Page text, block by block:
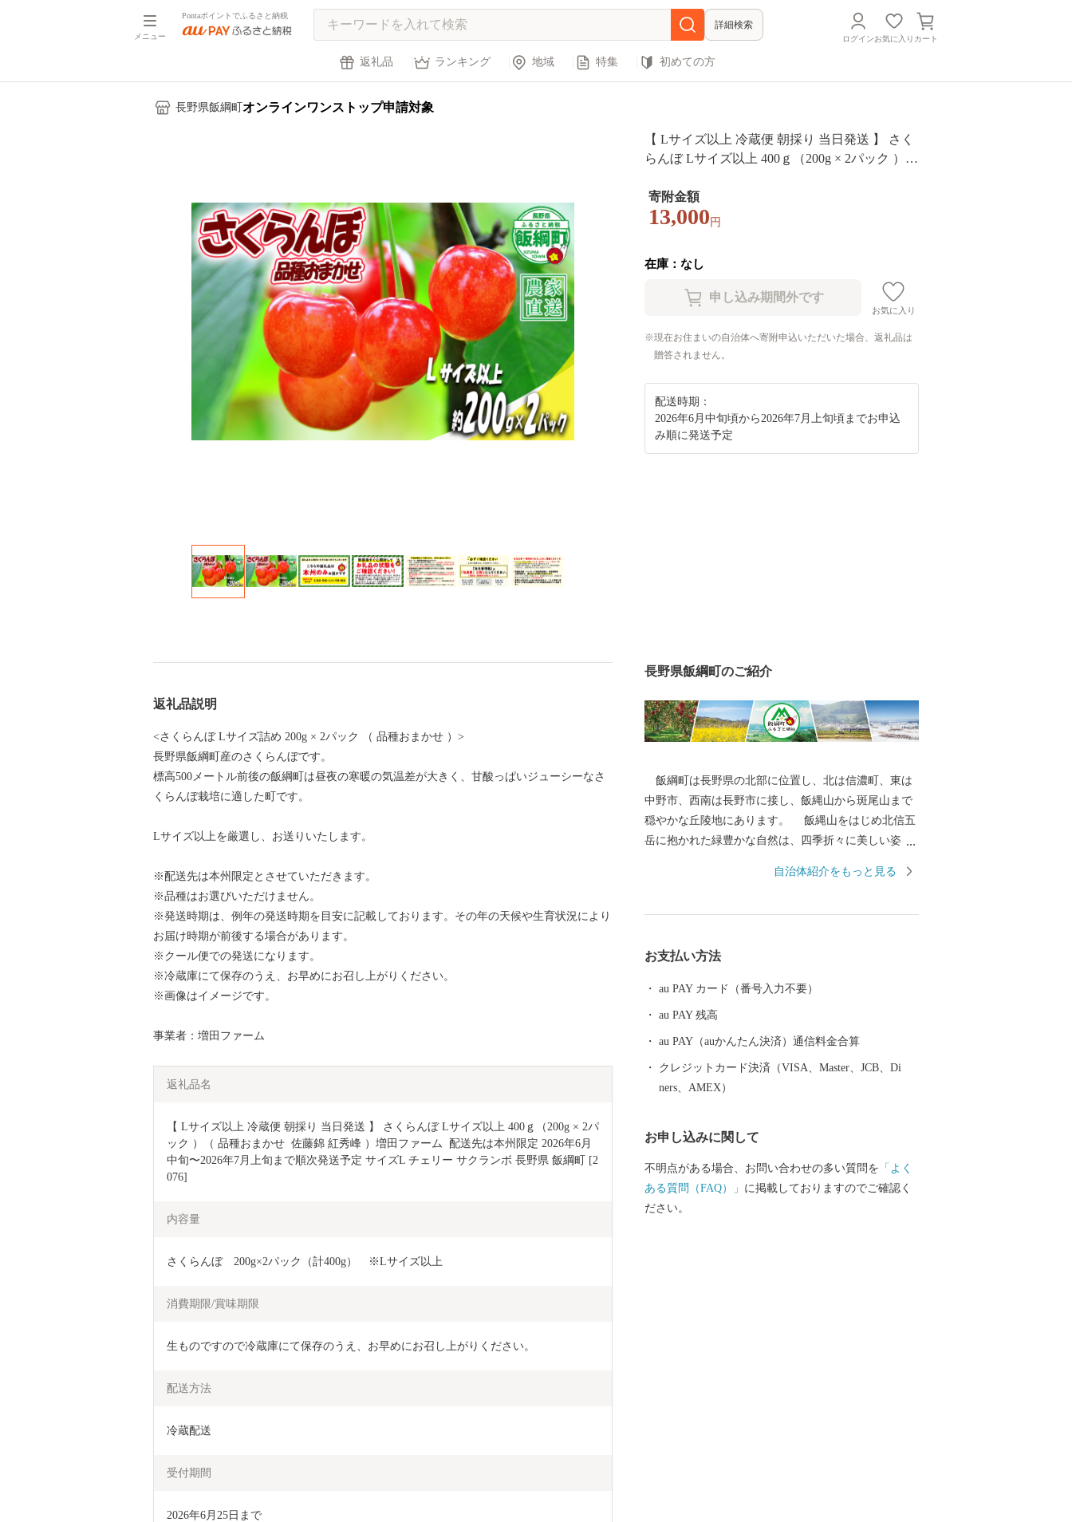
メニュー
Pontaポイントでふるさと納税
詳細検索
ログインお気に入り カート
返礼品 ランキング 地域 特集 初めての方
長野県飯綱町 オンラインワンストップ申請対象
【 Lサイズ以上 冷蔵便 朝採り 当日発送 】 さく
らんぼ Lサイズ以上 400ｇ（200g × 2パック ）（
送先は本州限定 2026年6月中旬〜2026年7月上旬
まで順次発送予定 サイズL チェリー サクランボ
寄附金額
13,000 円
在庫：なし
お気に入り
現在お住まいの自治体へ寄附申込いただいた場合、返礼品は
贈答されません。
配送時期：
2026年6月中旬頃から2026年7月上旬頃までお申込
み順に発送予定
返礼品説明
<さくらんぼ Lサイズ詰め 200g × 2パック （ 品種おまかせ ）>
長野県飯綱町産のさくらんぼです。
標高500メートル前後の飯綱町は昼夜の寒暖の気温差が大きく、甘酸っぱいジューシーなさ
くらんぼ栽培に適した町です。
Lサイズ以上を厳選し、お送りいたします。
※配送先は本州限定とさせていただきます。
※品種はお選びいただけません。
※発送時期は、例年の発送時期を目安に記載しております。その年の天候や生育状況により
お届け時期が前後する場合があります。
※クール便での発送になります。
※冷蔵庫にて保存のうえ、お早めにお召し上がりください。
※画像はイメージです。
事業者：増田ファーム
返礼品名
【 Lサイズ以上 冷蔵便 朝採り 当日発送 】 さくらんぼ Lサイズ以上 400ｇ（200g × 2パ
ック ）（ 品種おまかせ  佐藤錦 紅秀峰 ）増田ファーム  配送先は本州限定 2026年6月
中旬〜2026年7月上旬まで順次発送予定 サイズL チェリー サクランボ 長野県 飯綱町 [2
076]
内容量
さくらんぼ　200g×2パック（計400g）　※Lサイズ以上
消費期限/賞味期限
生ものですので冷蔵庫にて保存のうえ、お早めにお召し上がりください。
配送方法
冷蔵配送
受付期間
2026年6月25日まで
長野県飯綱町のご紹介
飯綱町は長野県の北部に位置し、北は信濃町、東は
中野市、西南は長野市に接し、飯縄山から斑尾山まで
穏やかな丘陵地にあります。 飯縄山をはじめ北信五
岳に抱かれた緑豊かな自然は、四季折々に美しい姿を
たゆまぬ努力によって、農業はもとよりあらゆる産業
ベッドタウンや北信地域の観光拠点として、また、飯
れ四季を通じて魅力ある飯綱町に是非お立ち寄りくだ
さい。
自治体紹介をもっと見る
お支払い方法
au PAY カード（番号入力不要）
au PAY 残高
au PAY（auかんたん決済）通信料金合算
クレジットカード決済（VISA、Master、JCB、Di
ners、AMEX）
お申し込みに関して
不明点がある場合、お問い合わせの多い質問を 「よく
ある質問（FAQ）」 に掲載しておりますのでご確認く
ださい。